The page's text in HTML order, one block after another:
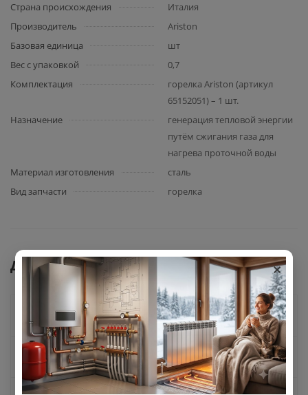
Страна происхождения
Италия
Производитель
Ariston
Базовая единица
шт
Вес с упаковкой
0,7
Комплектация
горелка Ariston (артикул
65152051) – 1 шт.
Назначение
генерация тепловой энергии
путём сжигания газа для
нагрева проточной воды
Материал изготовления
сталь
Вид запчасти
горелка
Документы
Как купить
Оплата
×